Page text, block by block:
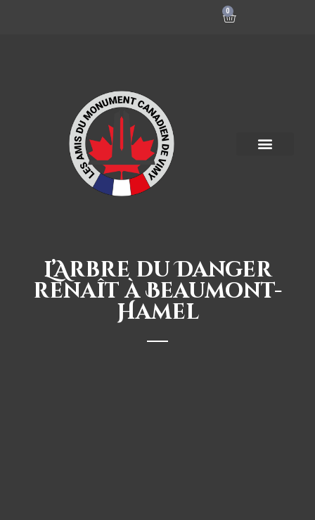
0
L’Arbre du Danger
renaît à Beaumont-
Hamel